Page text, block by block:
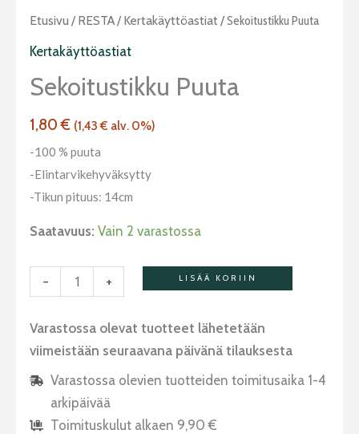
Etusivu / RESTA/ Kertakäyttöastiat/ Sekoitustikku Puuta
Kertakäyttöastiat
Sekoitustikku Puuta
1,80€ (1,43€ alv. 0%)
-100 % puuta
-Elintarvikehyväksytty
-Tikun pituus: 14cm
Saatavuus: Vain 2 varastossa
-
Sekoitustikku
puuta
+ LISÄÄ KORIIN
Varastossa olevat tuotteet lähetetään
viimeistään seuraavana päivänä tilauksesta
Varastossa olevien tuotteiden toimitusaika 1-4
arkipäivää
Toimituskulut alkaen 9,90 €